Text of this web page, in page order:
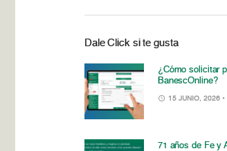
Dale Click si te gusta
¿Cómo solicitar
BanescOnline?
15 JUNIO, 2026
71 años de Fe y